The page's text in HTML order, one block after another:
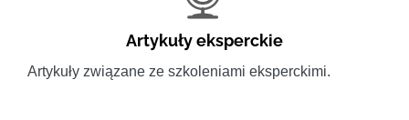
Artykuły eksperckie
Artykuły związane ze szkoleniami eksperckimi.